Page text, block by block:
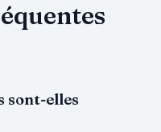
sont-elles